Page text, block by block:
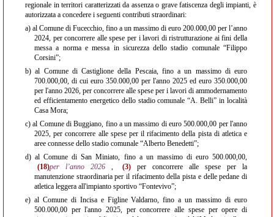
regionale in territori caratterizzati da assenza o grave fatiscenza degli impianti, è
autorizzata a concedere i seguenti contributi straordinari:
a) al Comune di Fucecchio, fino a un massimo di euro 200.000,00 per l’anno
2024, per concorrere alle spese per i lavori di ristrutturazione ai fini della
messa a norma e messa in sicurezza dello stadio comunale “Filippo
Corsini”;
b) al Comune di Castiglione della Pescaia, fino a un massimo di euro
700.000,00, di cui euro 350.000,00 per l'anno 2025 ed euro 350.000,00
per l'anno 2026, per concorrere alle spese per i lavori di ammodernamento
ed efficientamento energetico dello stadio comunale “A. Belli” in località
Casa Mora;
c) al Comune di Buggiano, fino a un massimo di euro 500.000,00 per l'anno
2025, per concorrere alle spese per il rifacimento della pista di atletica e
aree connesse dello stadio comunale “Alberto Benedetti”;
d) al Comune di San Miniato, fino a un massimo di euro 500.000,00,
(18)per l’anno 2026 , (3) per concorrere alle spese per la
manutenzione straordinaria per il rifacimento della pista e delle pedane di
atletica leggera all'impianto sportivo “Fontevivo”;
e) al Comune di Incisa e Figline Valdarno, fino a un massimo di euro
500.000,00 per l'anno 2025, per concorrere alle spese per opere di